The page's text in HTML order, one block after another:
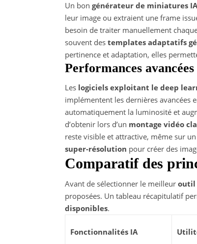
Un bon générateur de miniatures IA
leur image ou extraient une frame
besoin de traiter manuellement
souvent des templates adaptatifs
pertinence et adaptation, elles
Performances
Les logiciels exploitant le deep
implémentent les dernières avancées
automatiquement la luminosité et
d’obtenir lors d’un montage vidéo
reste visible et attractive, même sur
super-résolution pour créer des
Comparatif des
Avant de sélectionner le meilleur outil
proposées. Un tableau récapitulatif
disponibles.
Fonctionnalités IA